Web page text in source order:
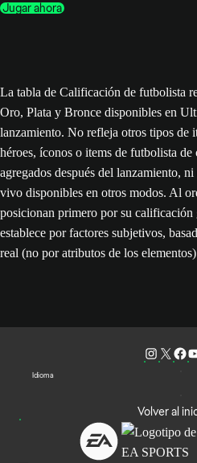
Jugar ahora
La tabla de Calificación de futbolista
Oro, Plata y Bronce disponibles en
lanzamiento. No refleja otros tipos de
héroes, íconos o items de futbolista
agregados después del lanzamiento,
vivo disponibles en otros modos. Al
posicionan primero por su
establece por factores subjetivos,
real (no por atributos de los
Idioma
Volver al